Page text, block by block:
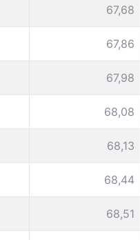
67,68
67,86
67,98
68,08
68,13
68,44
68,51